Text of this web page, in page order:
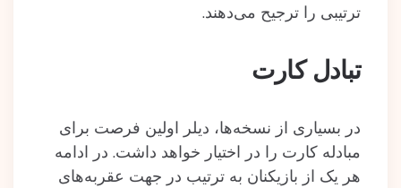
ترتیبی را ترجیح می‌دهند.
تبادل کارت
در بسیاری از نسخه‌ها، دیلر اولین فرصت برای
مبادله کارت را در اختیار خواهد داشت. در ادامه
هر یک از بازیکنان به ترتیب در جهت عقربه‌های